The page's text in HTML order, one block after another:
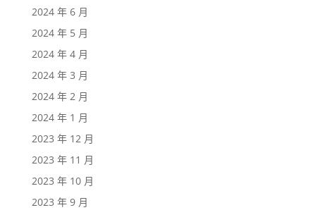
2024 年 6 月
2024 年 5 月
2024 年 4 月
2024 年 3 月
2024 年 2 月
2024 年 1 月
2023 年 12 月
2023 年 11 月
2023 年 10 月
2023 年 9 月